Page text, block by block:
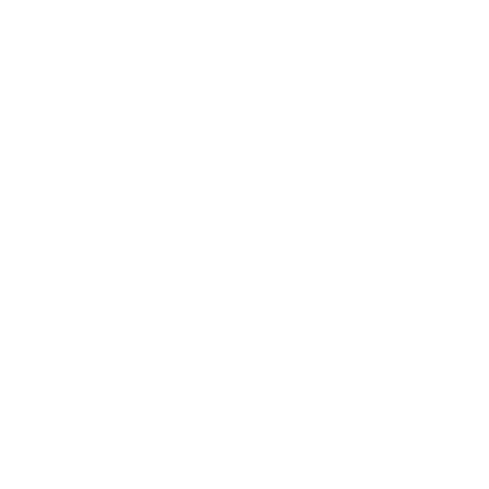
了承ください。
き作成されるも
をご了承くださ
です。
ありません。
です。
ず変更すること
1000ppm以下、
) : 1000ppm、
、
可)を取得する
これらの製造装
通知します。
ムロン制御